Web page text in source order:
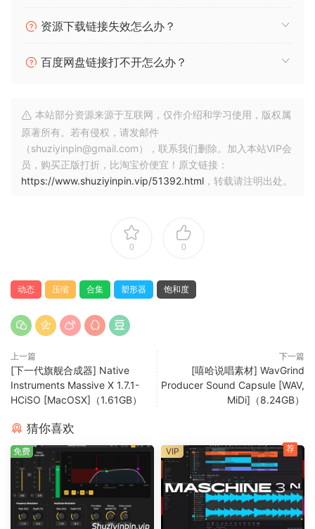
Warm it up, rough it up, or crush it completely.
destruction to any track.
🏠 HomePage
资源下载链接失效怎么办？
百度网盘链接打不开怎么办？
本站部分资源来源于互联网，仅作介绍和学习使用，版权属
原著所有。若有侵权，请发邮件
（shuziyinpin@gmail.com），联系我们删除。加入本站VIP会
员，购买正版打折，比淘宝价便宜！原文链接：
https://www.shuziyinpin.vip/51392.html ，转载请注明出处。
0 0
动态 压缩 合集 塑形器 饱和度
上一篇
[下一代旗舰合成器] Native
Instruments Massive X 1.7.1-
HCiSO [MacOSX]（1.61GB）
下一篇
[嘻哈说唱素材] WavGrind
Producer Sound Capsule [WAV,
MiDi]（8.24GB）
猜你喜欢
免费 VIP 荐